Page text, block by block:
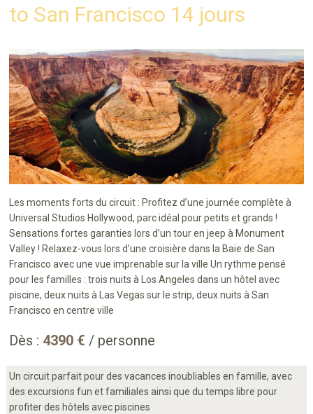
to San Francisco 14 jours
Les moments forts du circuit : Profitez d’une journée complète à
Universal Studios Hollywood, parc idéal pour petits et grands !
Sensations fortes garanties lors d’un tour en jeep à Monument
Valley ! Relaxez-vous lors d’une croisière dans la Baie de San
Francisco avec une vue imprenable sur la ville Un rythme pensé
pour les familles : trois nuits à Los Angeles dans un hôtel avec
piscine, deux nuits à Las Vegas sur le strip, deux nuits à San
Francisco en centre ville
Dès : 4390 € / personne
Un circuit parfait pour des vacances inoubliables en famille, avec
des excursions fun et familiales ainsi que du temps libre pour
profiter des hôtels avec piscines